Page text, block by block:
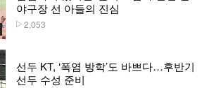
야구장 선 아들의 진심
2,053
선두 KT, ‘폭염 방학’도 바쁘다…후반기
선두 수성 준비